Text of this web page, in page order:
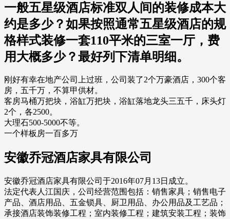
一般五星级酒店标准双人间的装修成本大
约是多少？如果按照通常五星级酒店的规
格样式装修一套110平米的三室一厅，费
用大概多少？最好列下清单明细。
刚好有幸在地产公司上过班，公司装了2个万豪酒店，300个客
房，五千万，不算甲供材。
客房马桶万把块，浴缸万把块，浴缸落地龙头三五千，床头灯
2个，各2500。
大理石500-5000不等。
一个样板房一百多万
安徽乔冠酒店家具有限公司
安徽乔冠酒店家具有限公司于2016年07月13日成立。
法定代表人江国庆，公司经营范围包括：销售家具；销售电子
产品、酒店用品、五金锁具、厨卫用品、办公用品及工艺品；
承接酒店装饰装修工程；室内装修工程；建筑安装工程；装饰